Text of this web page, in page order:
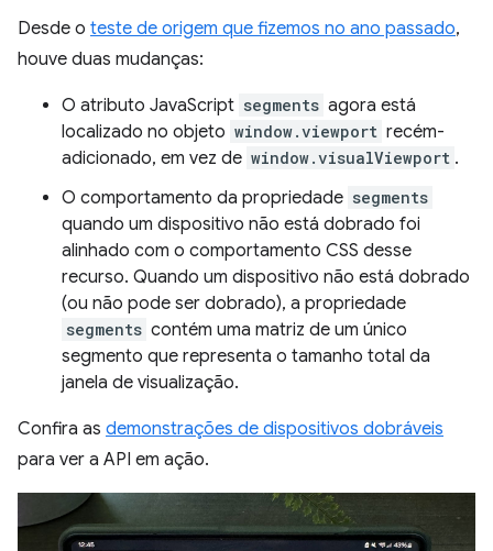
Desde o teste de origem que fizemos no ano passado,
houve duas mudanças:
O atributo JavaScript segments agora está
localizado no objeto window.viewport recém-
adicionado, em vez de window.visualViewport .
O comportamento da propriedade segments
quando um dispositivo não está dobrado foi
alinhado com o comportamento CSS desse
recurso. Quando um dispositivo não está dobrado
(ou não pode ser dobrado), a propriedade
segments contém uma matriz de um único
segmento que representa o tamanho total da
janela de visualização.
Confira as demonstrações de dispositivos dobráveis
para ver a API em ação.